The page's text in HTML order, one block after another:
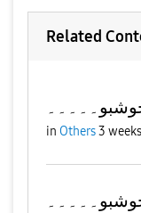
Related
in Others3